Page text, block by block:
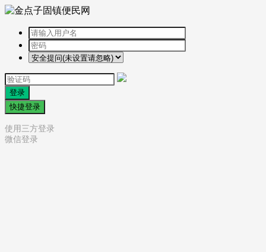
登录
快捷登录
使用三方登录
微信登录